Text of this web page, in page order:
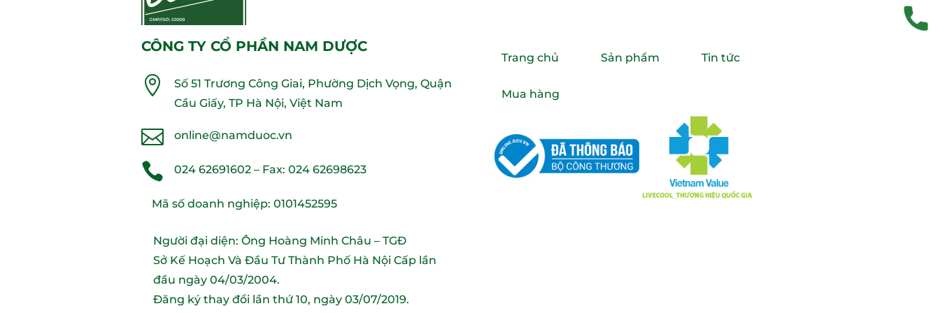
CÔNG TY CỔ PHẦN NAM DƯỢC

Số 51 Trương Công Giai, Phường Dịch Vọng, Quận
Cầu Giấy, TP Hà Nội, Việt Nam
 online@namduoc.vn
 024 62691602– Fax: 024 62698623
Mã số doanh nghiệp: 0101452595
Người đại diện: Ông Hoàng Minh Châu – TGĐ
Sở Kế Hoạch Và Đầu Tư Thành Phố Hà Nội Cấp lần
đầu ngày 04/03/2004.
Đăng ký thay đổi lần thứ 10, ngày 03/07/2019.
Trang chủ Sản phẩm Tin tức
Mua hàng